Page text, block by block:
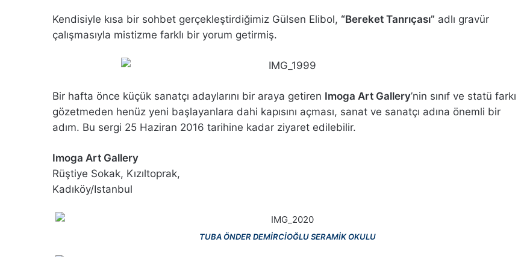
Kendisiyle kısa bir sohbet gerçekleştirdiğimiz Gülsen Elibol, “Bereket Tanrıçası” adlı gravür
çalışmasıyla mistizme farklı bir yorum getirmiş.
Bir hafta önce küçük sanatçı adaylarını bir araya getiren Imoga Art Gallery’nin sınıf ve statü farkı
gözetmeden henüz yeni başlayanlara dahi kapısını açması, sanat ve sanatçı adına önemli bir
adım. Bu sergi 25 Haziran 2016 tarihine kadar ziyaret edilebilir.
Imoga Art Gallery
Rüştiye Sokak, Kızıltoprak,
Kadıköy/Istanbul
TUBA ÖNDER DEMİRCİOĞLU SERAMİK OKULU